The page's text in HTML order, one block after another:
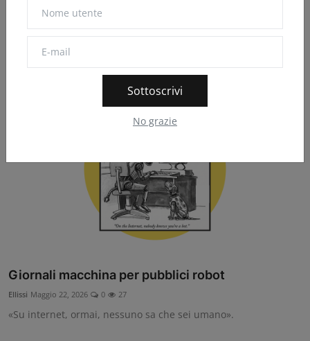
Sottoscrivi
No grazie
La rana nella pentola
Ellissi Giu 8, 2026 0 25
L’AI ci ha sommersi. Cosa succede quando tutto si scalda?
Giornali macchina per pubblici robot
Ellissi Maggio 22, 2026 0 27
«Su internet, ormai, nessuno sa che sei umano».